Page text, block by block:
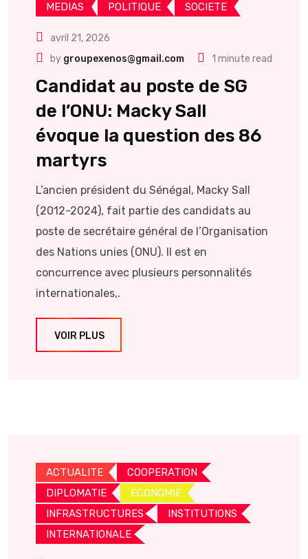
MEDIAS POLITIQUE SOCIETE
avril 21, 2026
by groupexenos@gmail.com 1 minute read
Candidat au poste de SG
de l’ONU: Macky Sall
évoque la question des 86
martyrs
L’ancien président du Sénégal, Macky Sall
(2012-2024), fait partie des candidats au
poste de secrétaire général de l’Organisation
des Nations unies (ONU). Il est en
concurrence avec plusieurs personnalités
internationales,.
VOIR PLUS
ACTUALITE
COOPERATION
DIPLOMATIE
ECONOMIE
INFRASTRUCTURES
INSTITUTIONS
INTERNATIONALE